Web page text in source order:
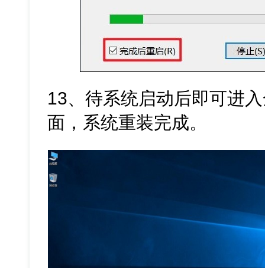
13、待系统启动后即可进
面，系统重装完成。